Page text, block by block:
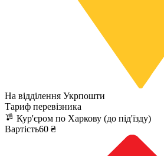
На відділення Укрпошти
Тариф перевізника
Кур'єром по Харкову (до під'їзду)
Вартість60 ₴